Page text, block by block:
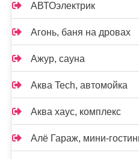
АВТОэлектрик
Агонь, баня на дровах
Ажур, сауна
Аква Tech, автомойка
Аква хаус, комплекс
Алё Гараж, мини-